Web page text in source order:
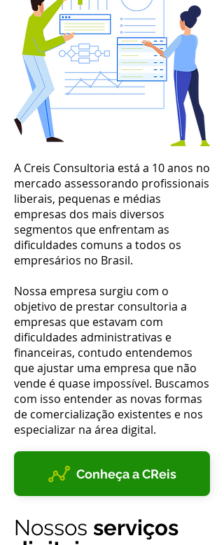
A Creis Consultoria está a 10 anos no
mercado assessorando profissionais
liberais, pequenas e médias
empresas dos mais diversos
segmentos que enfrentam as
dificuldades comuns a todos os
empresários no Brasil.
Nossa empresa surgiu com o
objetivo de prestar consultoria a
empresas que estavam com
dificuldades administrativas e
financeiras, contudo entendemos
que ajustar uma empresa que não
vende é quase impossível. Buscamos
com isso entender as novas formas
de comercialização existentes e nos
especializar na área digital.
Conheça a CReis
Nossos serviços